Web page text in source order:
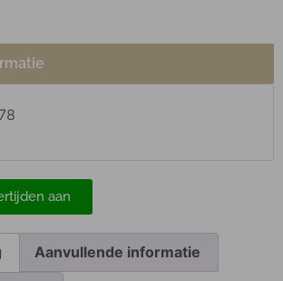
aan
Aanvullende informatie